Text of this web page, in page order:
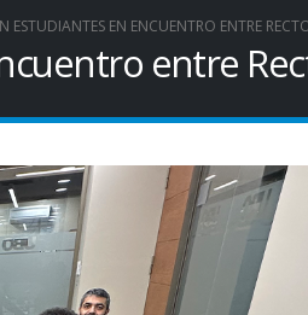
EN ENCUENTRO ENTRE
entre